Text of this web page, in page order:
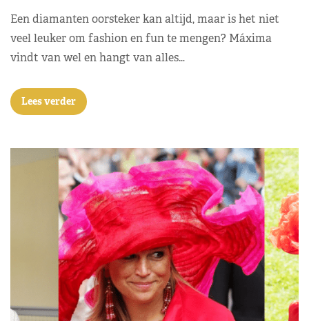
Een diamanten oorsteker kan altijd, maar is het niet
veel leuker om fashion en fun te mengen? Máxima
vindt van wel en hangt van alles…
Lees verder